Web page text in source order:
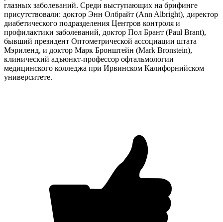
глазных заболеваний. Среди выступающих на брифинге
присутствовали: доктор Энн Олбрайт (Ann Albright), директор
диабетического подразделения Центров контроля и
профилактики заболеваний, доктор Пол Брант (Paul Brant),
бывший президент Оптометрической ассоциации штата
Мэриленд, и доктор Марк Бронштейн (Mark Bronstein),
клинический адъюнкт-профессор офтальмологии
медицинского колледжа при Ирвинском Калифорнийском
университете.